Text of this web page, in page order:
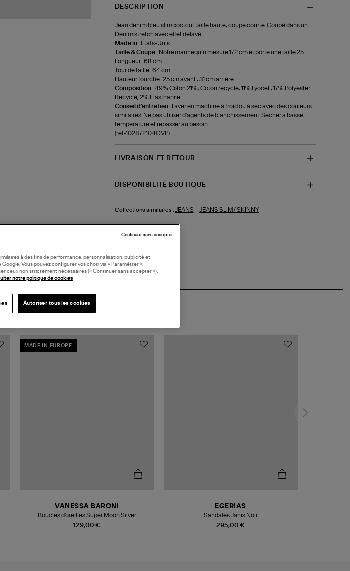
DESCRIPTION
Jean denim bleu slim bootcut taille haute, coupe courte. Coupé dans un
Denim stretch avec effet délavé.
Made in : États-Unis.
Taille & Coupe : Notre mannequin mesure 172 cm et porte une taille 25.
Longueur : 68 cm.
Tour de taille : 64 cm.
Hauteur fourche : 25 cm avant , 31 cm arrière.
Composition :49% Coton 21%, Coton recyclé, 11% Lyocell, 17% Polyester
Recyclé, 2% Elasthanne.
Conseil d'entretien :
Laver en machine à froid ou à sec avec des couleurs
similaires. Ne pas utiliser d'agents de blanchissement. Sécher a basse
température et repasser au besoin.
(ref-102872104OVP)
LIVRAISON ET RETOUR
DISPONIBILITÉ BOUTIQUE
Collections similaires : JEANS - JEANS SLIM/ SKINNY
MADE IN EUROPE
129,00 €
VANESSA BARONI
Boucles d'oreilles Super Moon Silver
295,00 €
EGERIAS
Sandales Janis Noir
à des fins de performance, personnalisation, publicité et
Vous pouvez configurer vos choix via « Paramétrer »,
ceux non strictement nécessaires (« Continuer sans accepter »).
notre politique de cookies
Autoriser tous les cookies
Continuer sans accepter